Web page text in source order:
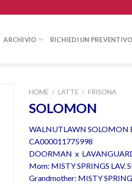
ARCHIVIO RICHIEDI UN PREVENTIVO
HOME / LATTE / FRISONA
SOLOMON
WALNUTLAWN SOLOMON
CA000011775998
DOORMAN x
Mom: MISTY SPRINGS LAV.
Grandmother: MISTY